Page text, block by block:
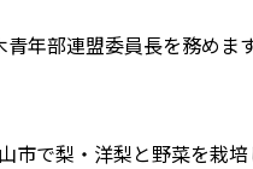
年部連盟委員長を務めま
市で梨・洋梨と野菜を栽